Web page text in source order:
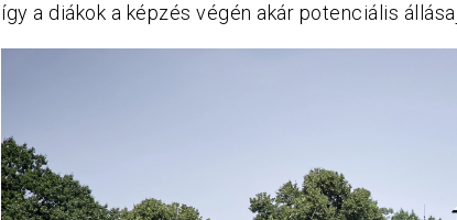
így a diákok a képzés végén akár potenciális